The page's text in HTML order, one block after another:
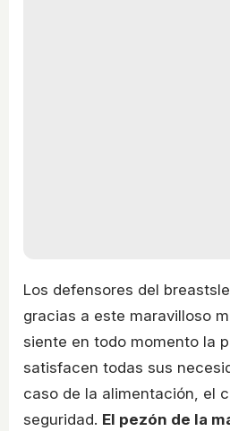
Los defensores del
gracias a este maravilloso
siente en todo momento la
satisfacen todas sus
caso de la alimentación, el
seguridad. El pezón de la